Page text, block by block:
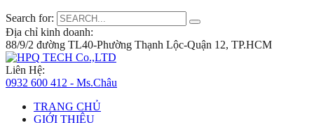
Search for:
Địa chỉ kinh doanh:
88/9/2 đường TL40-Phường Thạnh Lộc-Quận 12, TP.HCM
Liên Hệ:
0932 600 412 - Ms.Châu
TRANG CHỦ
GIỚI THIỆU